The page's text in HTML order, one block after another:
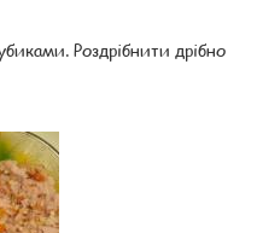
Роздрібнити дрібно